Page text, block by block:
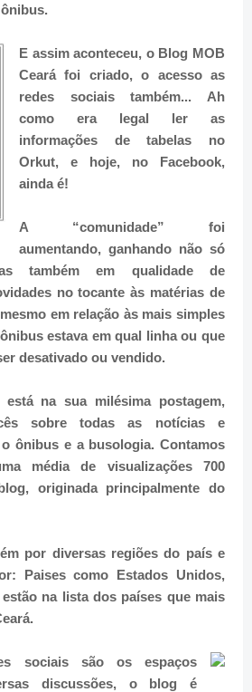
E assim aconteceu, o Blog MOB
Ceará foi criado, o acesso as
redes sociais também... Ah
como era legal ler as
informações de tabelas no
Orkut, e hoje, no Facebook,
ainda é!
A “comunidade” foi
aumentando, ganhando não só
também em qualidade de
no tocante às matérias de
em relação às mais simples
estava em qual linha ou que
desativado ou vendido.
na sua milésima postagem,
sobre todas as notícias e
ônibus e a busologia. Contamos
média de visualizações 700
originada principalmente do
por diversas regiões do país e
Paises como Estados Unidos,
na lista dos países que mais
sociais são os espaços
discussões, o blog é